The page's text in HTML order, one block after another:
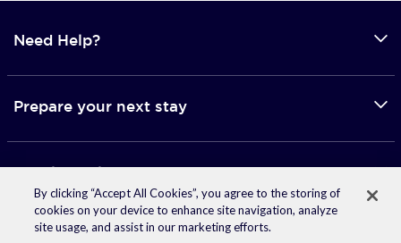
Need Help?
Prepare your next stay
Mobile applications
© 2026 Accor -Terms of use -Privacy Policy
By clicking “Accept All Cookies”, you agree to the storing of
cookies on your device to enhance site navigation, analyze
site usage, and assist in our marketing efforts.